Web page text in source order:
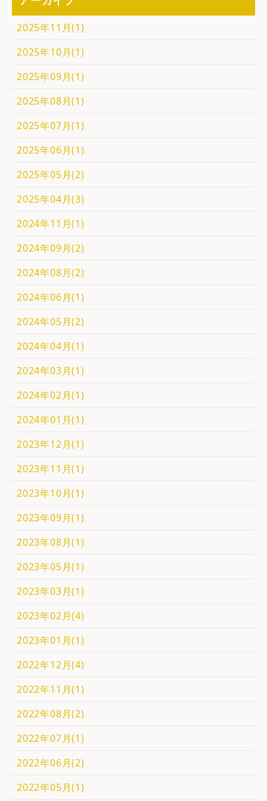
2025年11月(1)
2025年10月(1)
2025年09月(1)
2025年08月(1)
2025年07月(1)
2025年06月(1)
2025年05月(2)
2025年04月(3)
2024年11月(1)
2024年09月(2)
2024年08月(2)
2024年06月(1)
2024年05月(2)
2024年04月(1)
2024年03月(1)
2024年02月(1)
2024年01月(1)
2023年12月(1)
2023年11月(1)
2023年10月(1)
2023年09月(1)
2023年08月(1)
2023年05月(1)
2023年03月(1)
2023年02月(4)
2023年01月(1)
2022年12月(4)
2022年11月(1)
2022年08月(2)
2022年07月(1)
2022年06月(2)
2022年05月(1)